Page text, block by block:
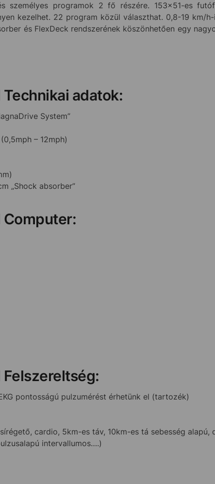
személyes programok 2 fő részére. 153×51-es
kezelhet. 22 program közül választhat. 0,8-19 km/
és FlexDeck rendszerének köszönhetően egy
adatok:
System”
– 12mph)
„Shock absorber”
Computer:
pontosságú pulzumérést érhetünk el (tartozék)
cardio, 5km-es táv, 10km-es tá sebesség alapú,
intervallumos….)